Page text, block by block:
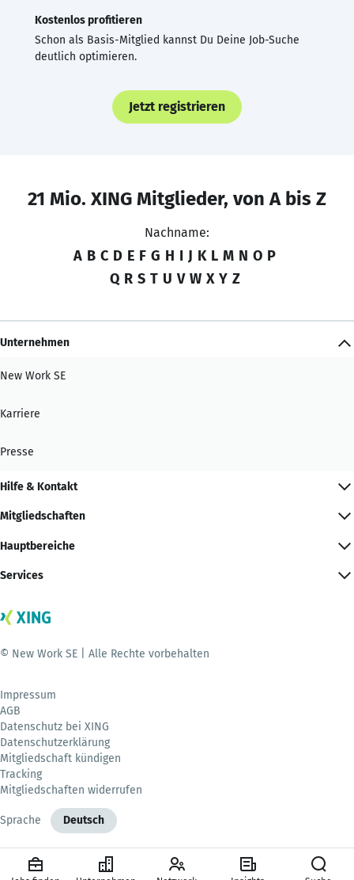
Kostenlos profitieren
Schon als Basis-Mitglied kannst Du Deine Job-Suche
deutlich optimieren.
Jetzt registrieren
21 Mio. XING Mitglieder, von A bis Z
Nachname:
A B C D E F G H I J K L M N O P
Q R S T U V W X Y Z
Unternehmen
New Work SE
Karriere
Presse
Hilfe & Kontakt
Mitgliedschaften
Hauptbereiche
Services
© New Work SE | Alle Rechte vorbehalten
Impressum
AGB
Datenschutz bei XING
Datenschutzerklärung
Mitgliedschaft kündigen
Tracking
Mitgliedschaften widerrufen
Sprache Deutsch